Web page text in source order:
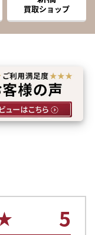
買取ショップ
5